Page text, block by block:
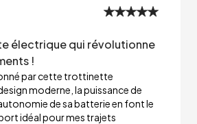
électrique qui révolutionne
!
par cette trottinette
moderne, la puissance de
de sa batterie en font le
idéal pour mes trajets